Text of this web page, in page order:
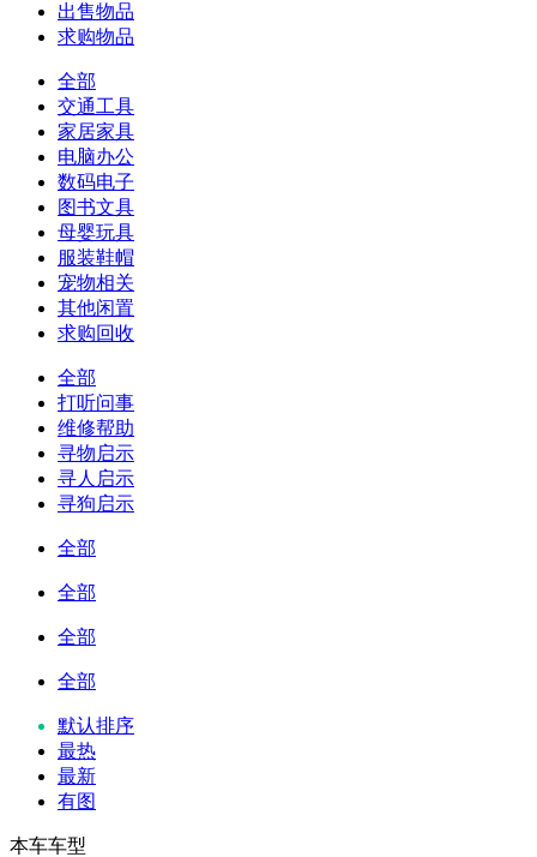
出售物品
求购物品
全部
交通工具
家居家具
电脑办公
数码电子
图书文具
母婴玩具
服装鞋帽
宠物相关
其他闲置
求购回收
全部
打听问事
维修帮助
寻物启示
寻人启示
寻狗启示
全部
全部
全部
全部
默认排序
最热
最新
有图
本车车型